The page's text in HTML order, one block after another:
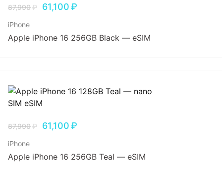
87,990₽ 61,100₽
iPhone
Apple iPhone 16 256GB Black — eSIM
87,990₽ 61,100₽
iPhone
Apple iPhone 16 256GB Teal — eSIM